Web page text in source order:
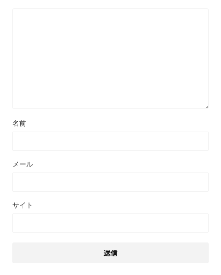
名前
メール
サイト